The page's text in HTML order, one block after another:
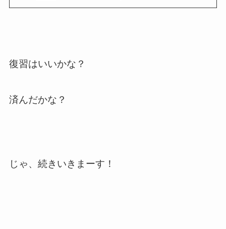
復習はいいかな？
済んだかな？
じゃ、続きいきまーす！